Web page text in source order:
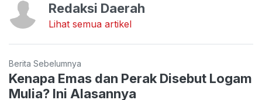
Redaksi Daerah
Lihat semua artikel
Berita Sebelumnya
Kenapa Emas dan Perak Disebut Logam
Mulia? Ini Alasannya